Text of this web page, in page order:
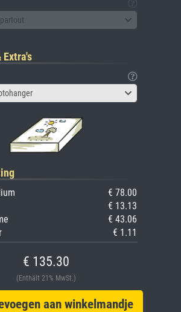
Extra's
€ 78.00
€ 13.13
€ 43.06
€ 1.11
€ 135.30
(Enthält 21% MwSt.)
aan winkelmandje